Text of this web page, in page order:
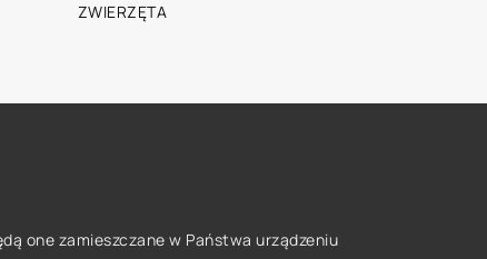
ZWIERZĘTA
one zamieszczane w Państwa urządzeniu